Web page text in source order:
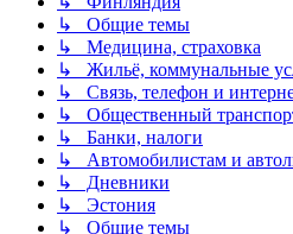
↳ Общие темы
↳ Медицина, страховка
↳ Жильё, коммунальные
↳ Связь, телефон и
↳ Общественный
↳ Банки, налоги
↳ Автомобилистам и
↳ Дневники
↳ Эстония
↳ Общие темы